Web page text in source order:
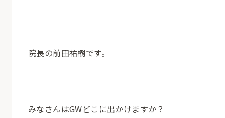
院長の前田祐樹です。
みなさんはGWどこに出かけますか？